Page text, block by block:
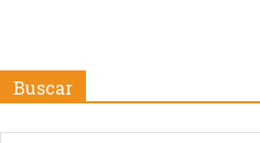
Buscar